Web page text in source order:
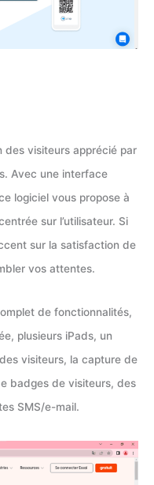
des visiteurs apprécié par
Avec une interface
logiciel vous propose à
sur l’utilisateur. Si
sur la satisfaction de
vos attentes.
de fonctionnalités,
plusieurs iPads, un
visiteurs, la capture de
badges de visiteurs, des
SMS/e-mail.